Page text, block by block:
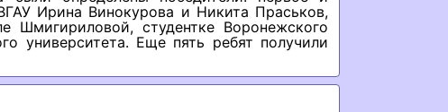
Ирина Винокурова и Никита Праськов,
Шмигириловой, студентке Воронежского
университета. Еще пять ребят получили